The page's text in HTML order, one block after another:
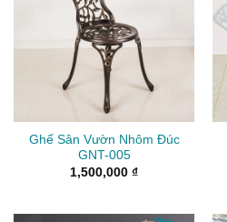
Ghế Sân Vườn Nhôm Đúc
GNT-005
1,500,000 ₫